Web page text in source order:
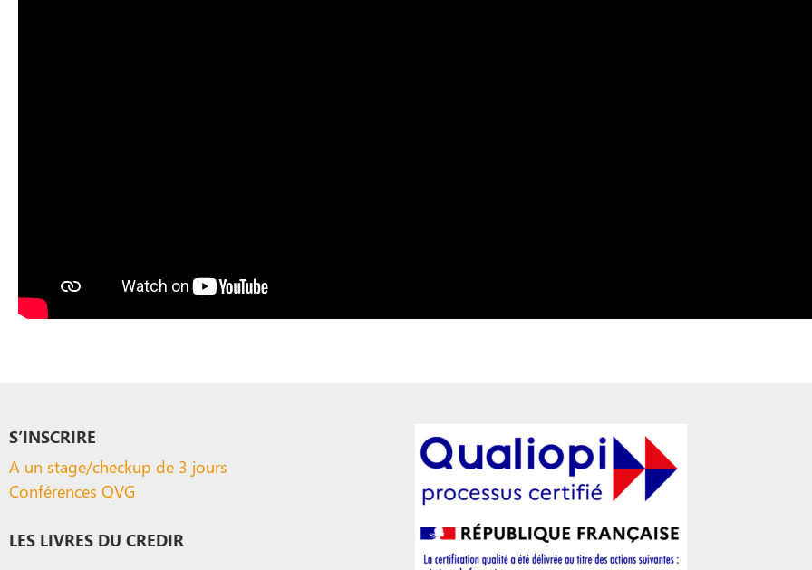
S’INSCRIRE
A un stage/checkup de 3 jours
Conférences QVG
LES LIVRES DU CREDIR